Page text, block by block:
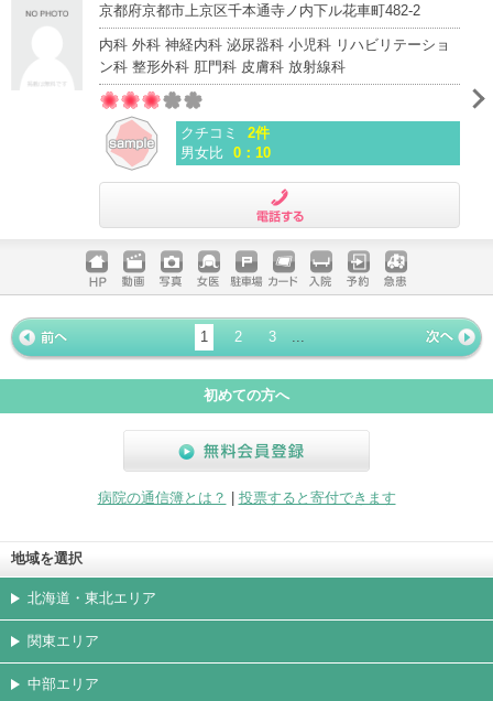
京都府京都市上京区千本通寺ノ内下ル花車町482-2
内科 外科 神経内科 泌尿器科 小児科 リハビリテーショ
ン科 整形外科 肛門科 皮膚科 放射線科
クチコミ
2件
男女比 0：10
ホームペ
ージ
動画 写真 女医 駐車場
クレジッ
トカード
入院 予約 急患
« 前ペー
ジ
1 2 3
次ページ
»
初めての方へ
病院の通信簿とは？
投票すると寄付できます
地域を選択
北海道・東北エリア
関東エリア
中部エリア